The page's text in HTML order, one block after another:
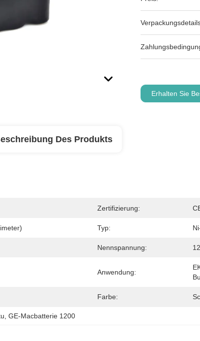
Erhalten Sie
Des Produkts
Zertifizierung:
Typ:
Nennspannung:
Anwendung:
Farbe:
, GE-Macbatterie 1200